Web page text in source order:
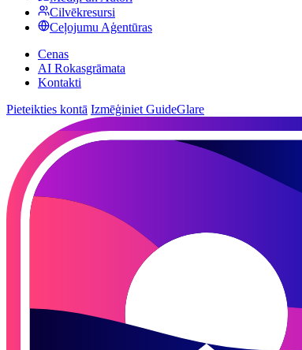
Cilvēkresursi
Ceļojumu Aģentūras
Cenas
AI Rokasgrāmata
Kontakti
Pieteikties kontā Izmēģiniet GuideGlare